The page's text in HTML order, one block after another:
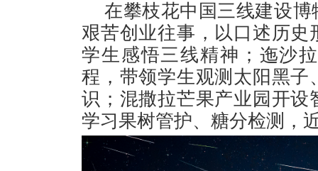
在攀枝花中国三线建设
艰苦创业往事，以口述历
学生感悟三线精神；迤沙
程，带领学生观测太阳黑
识；混撒拉芒果产业园开
学习果树管护、糖分检测